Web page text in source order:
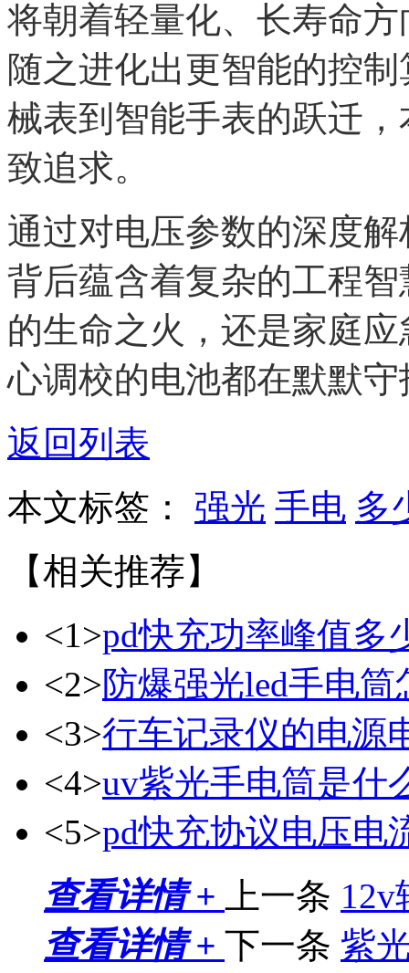
将朝着轻量化、长寿命
随之进化出更智能的控
械表到智能手表的跃迁
致追求。
通过对电压参数的深度
背后蕴含着复杂的工程
的生命之火，还是家庭
心调校的电池都在默默
返回列表
本文标签： 强光 手电 多
【相关推荐】
<1>pd快充功率峰值多
<2>防爆强光led手电筒
<3>行车记录仪的电源
<4>uv紫光手电筒是什
<5>pd快充协议电压电
查看详情 +
上一条 12v
查看详情 + 下一条 紫